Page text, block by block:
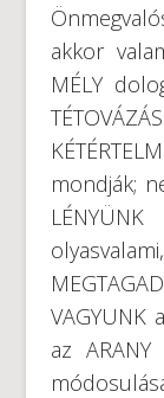
akkor
MÉLY
mondják;
VAGYUNK
az